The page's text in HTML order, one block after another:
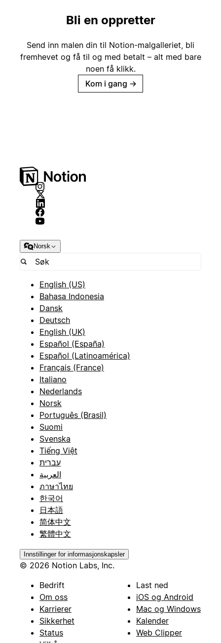
Bli en oppretter
Send inn malen din til Notion-malgalleriet, bli
fremhevet og få til og med betalt – alt med bare
noen få klikk.
Kom i gang →
Norsk
English (US)
Bahasa Indonesia
Dansk
Deutsch
English (UK)
Español (España)
Español (Latinoamérica)
Français (France)
Italiano
Nederlands
Norsk
Português (Brasil)
Suomi
Svenska
Tiếng Việt
עברית
العربية
ภาษาไทย
한국어
日本語
简体中文
繁體中文
Innstillinger for informasjonskapsler
© 2026 Notion Labs, Inc.
Bedrift
Om oss
Karrierer
Sikkerhet
Status
Last ned
iOS og Android
Mac og Windows
Kalender
Web Clipper